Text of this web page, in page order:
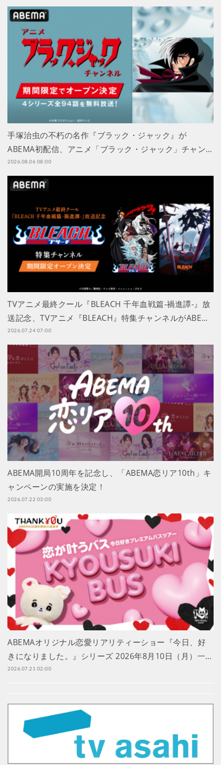
手塚治虫の不朽の名作『ブラック・ジャック』が
ABEMA初配信、アニメ「ブラック・ジャック」チャン…
2026.08.06 08:00
TVアニメ最終クール『BLEACH 千年血戦篇-禍進譚-』放
送記念、TVアニメ『BLEACH』特集チャンネルがABE…
2026.07.24 07:00
ABEMA開局10周年を記念し、「ABEMA恋リア10th」キ
ャンペーンの実施を決定！
2026.07.22 03:00
ABEMAオリジナル恋愛リアリティーショー『今日、好
きになりました。』シリーズ 2026年8月10日（月）一…
2026.07.21 02:00